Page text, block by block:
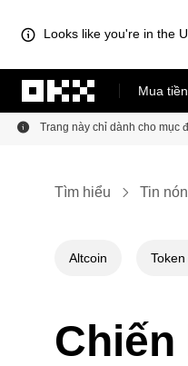
Looks like you're in the
Mua
Trang này chỉ dành cho mục
Tìm hiểu Tin
Altcoin